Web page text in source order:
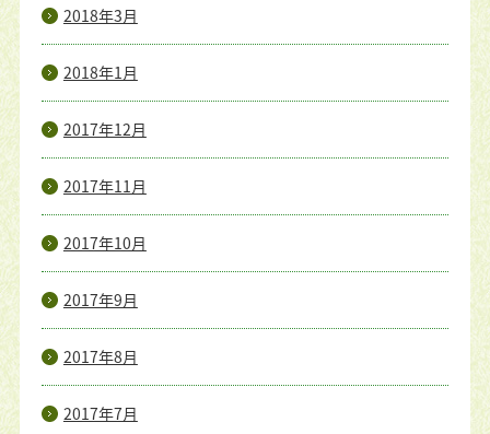
2018年3月
2018年1月
2017年12月
2017年11月
2017年10月
2017年9月
2017年8月
2017年7月